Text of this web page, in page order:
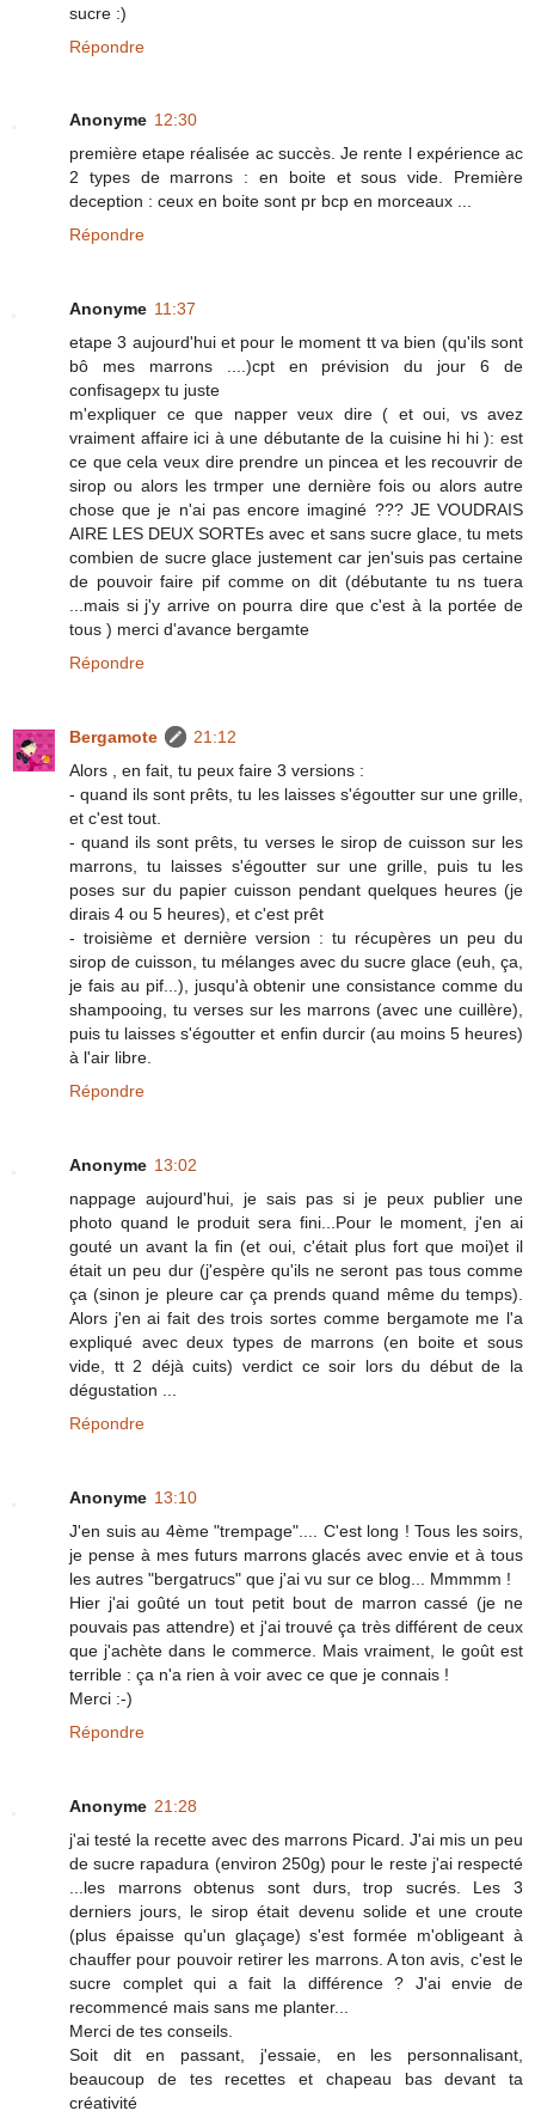
sucre :)
Répondre
Anonyme 12:30
première etape réalisée ac succès. Je rente l expérience ac
2 types de marrons : en boite et sous vide. Première
deception : ceux en boite sont pr bcp en morceaux ...
Répondre
Anonyme 11:37
etape 3 aujourd'hui et pour le moment tt va bien (qu'ils sont
bô mes marrons ....)cpt en prévision du jour 6 de
confisagepx tu juste
m'expliquer ce que napper veux dire ( et oui, vs avez
vraiment affaire ici à une débutante de la cuisine hi hi ): est
ce que cela veux dire prendre un pincea et les recouvrir de
sirop ou alors les trmper une dernière fois ou alors autre
chose que je n'ai pas encore imaginé ??? JE VOUDRAIS
AIRE LES DEUX SORTEs avec et sans sucre glace, tu mets
combien de sucre glace justement car jen'suis pas certaine
de pouvoir faire pif comme on dit (débutante tu ns tuera
...mais si j'y arrive on pourra dire que c'est à la portée de
tous ) merci d'avance bergamte
Répondre
Bergamote
21:12
Alors , en fait, tu peux faire 3 versions :
- quand ils sont prêts, tu les laisses s'égoutter sur une grille,
et c'est tout.
- quand ils sont prêts, tu verses le sirop de cuisson sur les
marrons, tu laisses s'égoutter sur une grille, puis tu les
poses sur du papier cuisson pendant quelques heures (je
dirais 4 ou 5 heures), et c'est prêt
- troisième et dernière version : tu récupères un peu du
sirop de cuisson, tu mélanges avec du sucre glace (euh, ça,
je fais au pif...), jusqu'à obtenir une consistance comme du
shampooing, tu verses sur les marrons (avec une cuillère),
puis tu laisses s'égoutter et enfin durcir (au moins 5 heures)
à l'air libre.
Répondre
Anonyme 13:02
nappage aujourd'hui, je sais pas si je peux publier une
photo quand le produit sera fini...Pour le moment, j'en ai
gouté un avant la fin (et oui, c'était plus fort que moi)et il
était un peu dur (j'espère qu'ils ne seront pas tous comme
ça (sinon je pleure car ça prends quand même du temps).
Alors j'en ai fait des trois sortes comme bergamote me l'a
expliqué avec deux types de marrons (en boite et sous
vide, tt 2 déjà cuits) verdict ce soir lors du début de la
dégustation ...
Répondre
Anonyme 13:10
J'en suis au 4ème "trempage".... C'est long ! Tous les soirs,
je pense à mes futurs marrons glacés avec envie et à tous
les autres "bergatrucs" que j'ai vu sur ce blog... Mmmmm !
Hier j'ai goûté un tout petit bout de marron cassé (je ne
pouvais pas attendre) et j'ai trouvé ça très différent de ceux
que j'achète dans le commerce. Mais vraiment, le goût est
terrible : ça n'a rien à voir avec ce que je connais !
Merci :-)
Répondre
Anonyme 21:28
j'ai testé la recette avec des marrons Picard. J'ai mis un peu
de sucre rapadura (environ 250g) pour le reste j'ai respecté
...les marrons obtenus sont durs, trop sucrés. Les 3
derniers jours, le sirop était devenu solide et une croute
(plus épaisse qu'un glaçage) s'est formée m'obligeant à
chauffer pour pouvoir retirer les marrons. A ton avis, c'est le
sucre complet qui a fait la différence ? J'ai envie de
recommencé mais sans me planter...
Merci de tes conseils.
Soit dit en passant, j'essaie, en les personnalisant,
beaucoup de tes recettes et chapeau bas devant ta
créativité